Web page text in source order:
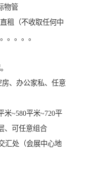
物管
租（不收取任何中
。。。。
、办公家私、任意
米~580平米~720平
、可任意组合
汇处（会展中心地